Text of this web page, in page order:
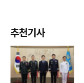
추천기사